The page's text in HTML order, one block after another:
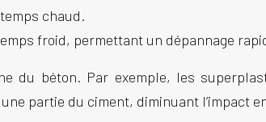
chaud.
froid, permettant un dépannage
du béton. Par exemple, les
partie du ciment, diminuant l’impact